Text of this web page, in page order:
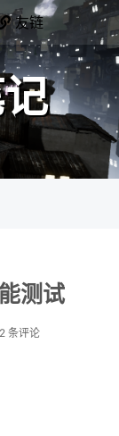
友链
测试
条评论